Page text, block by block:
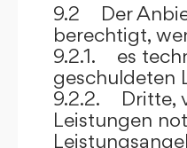
9.2 Der
berechtigt,
9.2.1. es
geschuldeten
9.2.2. Dritte,
Leistungen